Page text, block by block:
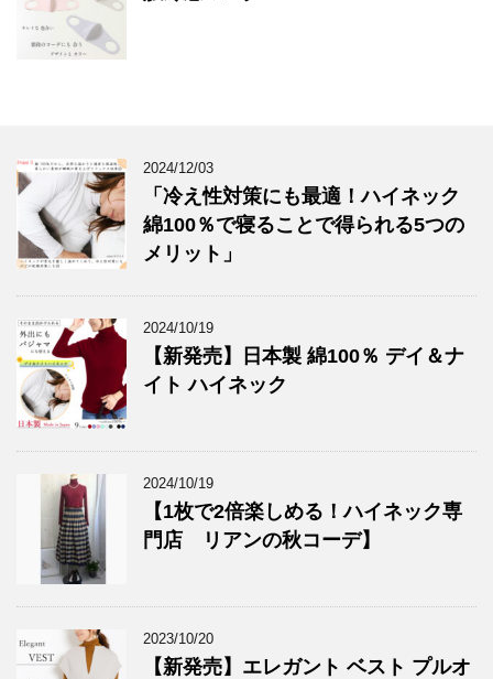
2024/12/03
「冷え性対策にも最適！ハイネック
綿100％で寝ることで得られる5つの
メリット」
2024/10/19
【新発売】日本製 綿100％ デイ＆ナ
イト ハイネック
2024/10/19
【1枚で2倍楽しめる！ハイネック専
門店 リアンの秋コーデ】
2023/10/20
【新発売】エレガント ベスト プルオ